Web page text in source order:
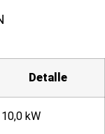
Detalle
10,0 kW